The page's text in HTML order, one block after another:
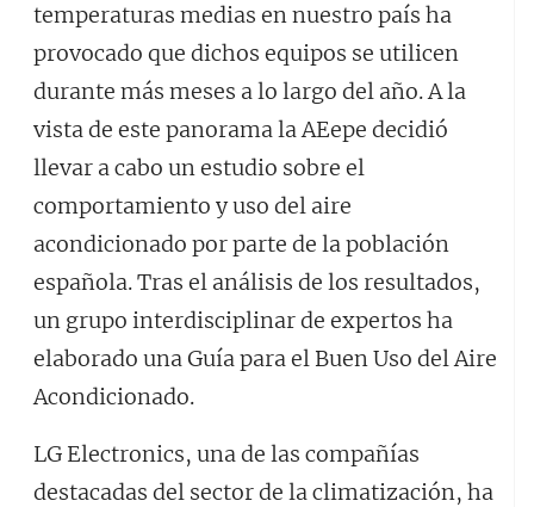
temperaturas medias en nuestro país ha
provocado que dichos equipos se utilicen
durante más meses a lo largo del año. A la
vista de este panorama la AEepe decidió
llevar a cabo un estudio sobre el
comportamiento y uso del aire
acondicionado por parte de la población
española. Tras el análisis de los resultados,
un grupo interdisciplinar de expertos ha
elaborado una Guía para el Buen Uso del Aire
Acondicionado.
LG Electronics, una de las compañías
destacadas del sector de la climatización, ha